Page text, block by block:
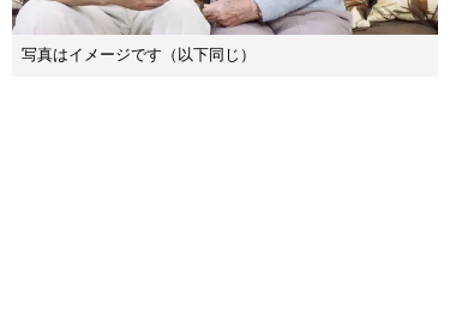
写真はイメージです（以下同じ）